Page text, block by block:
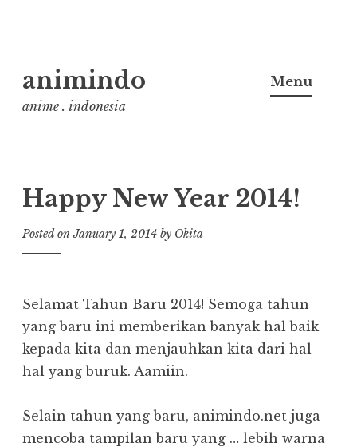
to
content
animindo
anime . indonesia
Menu
Happy New Year 2014!
Posted onJanuary 1, 2014 by Okita
Selamat Tahun Baru 2014! Semoga tahun
yang baru ini memberikan banyak hal baik
kepada kita dan menjauhkan kita dari hal-
hal yang buruk. Aamiin.
Selain tahun yang baru, animindo.net juga
mencoba tampilan baru yang … lebih warna